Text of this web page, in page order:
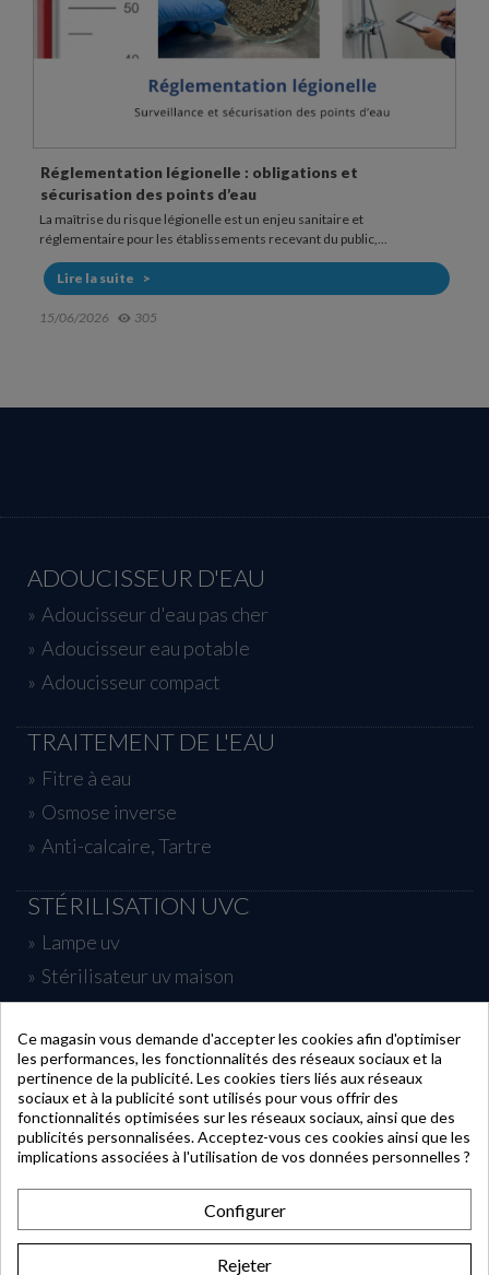
Fonctionnement et usage d’une douchette anti
légionelle
Dans les établissements sensibles, la douche peut représenter un
point d’exposition au risque légionelle. La bactérie...
Lire la suite
20/05/2026 607
ADOUCISSEUR D'EAU
Adoucisseur d'eau pas cher
Adoucisseur eau potable
Adoucisseur compact
TRAITEMENT DE L'EAU
Fitre à eau
Osmose inverse
Anti-calcaire, Tartre
STÉRILISATION UVC
Lampe uv
Stérilisateur uv maison
Traitement uv piscine
INFORMATIONS
MON COMPTE
Ce magasin vous demande d'accepter les cookies afin d'optimiser
les performances, les fonctionnalités des réseaux sociaux et la
pertinence de la publicité. Les cookies tiers liés aux réseaux
sociaux et à la publicité sont utilisés pour vous offrir des
fonctionnalités optimisées sur les réseaux sociaux, ainsi que des
publicités personnalisées. Acceptez-vous ces cookies ainsi que les
implications associées à l'utilisation de vos données personnelles ?
Configurer
Rejeter